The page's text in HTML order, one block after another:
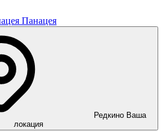
Панацея
Редкино Ваша
локация